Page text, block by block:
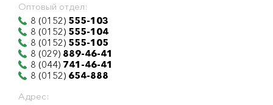
Оптовый отдел:
8 (0152) 555-103
8 (0152) 555-104
8 (0152) 555-105
8 (029) 889-46-41
8 (044) 741-46-41
8 (0152) 654-888
Адрес: